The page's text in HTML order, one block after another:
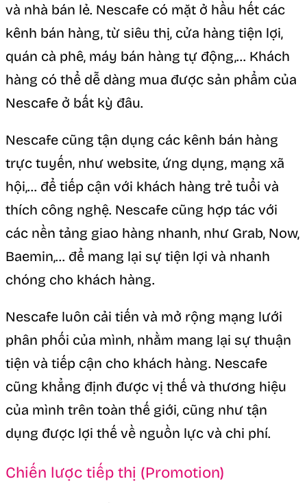
và nhà bán lẻ. Nescafe có mặt ở hầu hết các
kênh bán hàng, từ siêu thị, cửa hàng tiện lợi,
quán cà phê, máy bán hàng tự động,… Khách
hàng có thể dễ dàng mua được sản phẩm của
Nescafe ở bất kỳ đâu.
Nescafe cũng tận dụng các kênh bán hàng
trực tuyến, như website, ứng dụng, mạng xã
hội,… để tiếp cận với khách hàng trẻ tuổi và
thích công nghệ. Nescafe cũng hợp tác với
các nền tảng giao hàng nhanh, như Grab, Now,
Baemin,… để mang lại sự tiện lợi và nhanh
chóng cho khách hàng.
Nescafe luôn cải tiến và mở rộng mạng lưới
phân phối của mình, nhằm mang lại sự thuận
tiện và tiếp cận cho khách hàng. Nescafe
cũng khẳng định được vị thế và thương hiệu
của mình trên toàn thế giới, cũng như tận
dụng được lợi thế về nguồn lực và chi phí.
Chiến lược tiếp thị (Promotion)